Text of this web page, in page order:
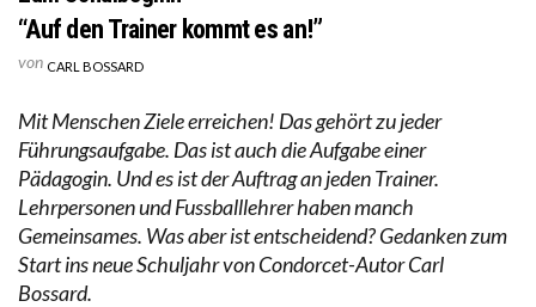
“Auf den Trainer kommt es an!”
von CARL BOSSARD
Mit Menschen Ziele erreichen! Das gehört zu jeder
Führungsaufgabe. Das ist auch die Aufgabe einer
Pädagogin. Und es ist der Auftrag an jeden Trainer.
Lehrpersonen und Fussballlehrer haben manch
Gemeinsames. Was aber ist entscheidend? Gedanken zum
Start ins neue Schuljahr von Condorcet-Autor Carl
Bossard.